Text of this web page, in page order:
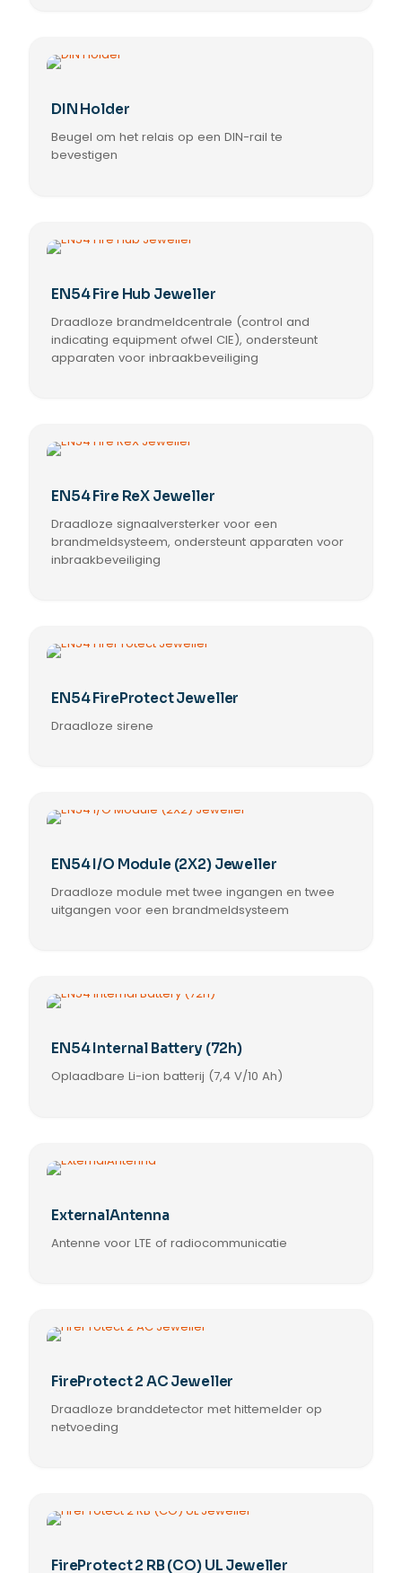
DIN Holder
Beugel om het relais op een DIN-rail te
bevestigen
EN54 Fire Hub Jeweller
Draadloze brandmeldcentrale (control and
indicating equipment ofwel CIE), ondersteunt
apparaten voor inbraakbeveiliging
EN54 Fire ReX Jeweller
Draadloze signaalversterker voor een
brandmeldsysteem, ondersteunt apparaten voor
inbraakbeveiliging
EN54 FireProtect Jeweller
Draadloze sirene
meerdere
variaties.
optie
gekozen
worden
EN54 I/O Module (2X2) Jeweller
Draadloze module met twee ingangen en twee
uitgangen voor een brandmeldsysteem
EN54 Internal Battery (72h)
Oplaadbare Li-ion batterij (7,4 V/10 Ah)
ExternalAntenna
Antenne voor LTE of radiocommunicatie
FireProtect 2 AC Jeweller
Draadloze branddetector met hittemelder op
netvoeding
meerdere
variaties.
optie
FireProtect 2 RB (CO) UL Jeweller